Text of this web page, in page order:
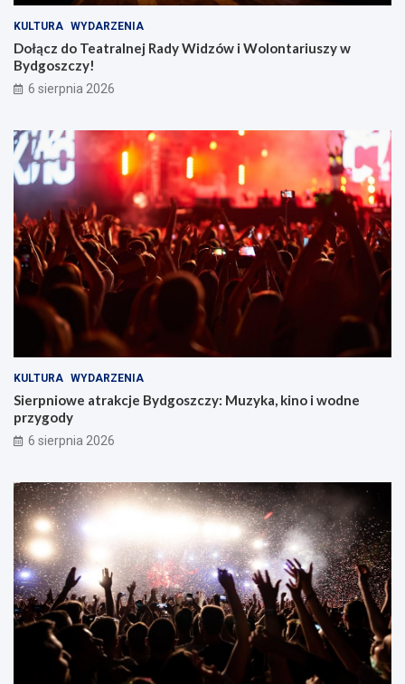
KULTURA WYDARZENIA
Dołącz do Teatralnej Rady Widzów i Wolontariuszy w
Bydgoszczy!
6 sierpnia 2026
KULTURA WYDARZENIA
Sierpniowe atrakcje Bydgoszczy: Muzyka, kino i wodne
przygody
6 sierpnia 2026